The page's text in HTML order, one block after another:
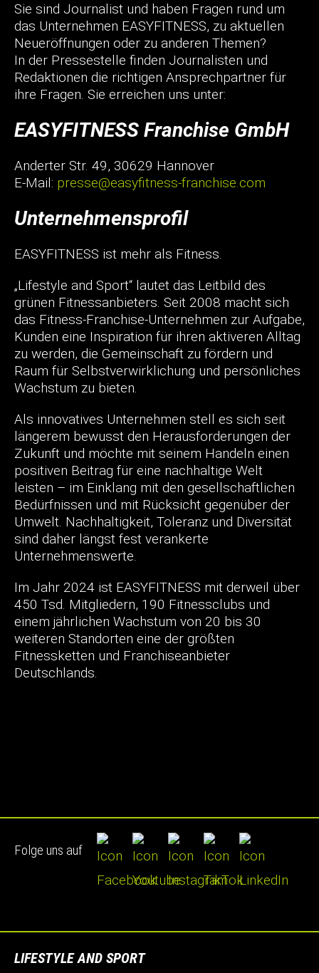
Sie sind Journalist und haben Fragen rund um
das Unternehmen EASYFITNESS, zu aktuellen
Neueröffnungen oder zu anderen Themen?
In der Pressestelle finden Journalisten und
Redaktionen die richtigen Ansprechpartner für
ihre Fragen. Sie erreichen uns unter:
EASYFITNESS Franchise GmbH
Anderter Str. 49, 30629 Hannover
E-Mail: presse@easyfitness-franchise.com
Unternehmensprofil
EASYFITNESS ist mehr als Fitness.
„Lifestyle and Sport“ lautet das Leitbild des
grünen Fitnessanbieters. Seit 2008 macht sich
das Fitness-Franchise-Unternehmen zur Aufgabe,
Kunden eine Inspiration für ihren aktiveren Alltag
zu werden, die Gemeinschaft zu fördern und
Raum für Selbstverwirklichung und persönliches
Wachstum zu bieten.
Als innovatives Unternehmen stell es sich seit
längerem bewusst den Herausforderungen der
Zukunft und möchte mit seinem Handeln einen
positiven Beitrag für eine nachhaltige Welt
leisten – im Einklang mit den gesellschaftlichen
Bedürfnissen und mit Rücksicht gegenüber der
Umwelt. Nachhaltigkeit, Toleranz und Diversität
sind daher längst fest verankerte
Unternehmenswerte.
Im Jahr 2024 ist EASYFITNESS mit derweil über
450 Tsd. Mitgliedern, 190 Fitnessclubs und
einem jährlichen Wachstum von 20 bis 30
weiteren Standorten eine der größten
Fitnessketten und Franchiseanbieter
Deutschlands.
Folge uns auf
LIFESTYLE AND SPORT